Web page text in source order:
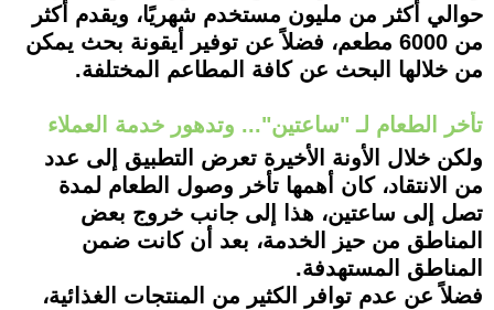
حوالي أكثر من مليون مستخدم شهريًا، ويقدم أكثر
من 6000 مطعم، فضلاً عن توفير أيقونة بحث يمكن
من خلالها البحث عن كافة المطاعم المختلفة.
تأخر الطعام لـ "ساعتين"... وتدهور خدمة العملاء
ولكن خلال الأونة الأخيرة تعرض التطبيق إلى عدد
من الانتقاد، كان أهمها تأخر وصول الطعام لمدة
تصل إلى ساعتين، هذا إلى جانب خروج بعض
المناطق من حيز الخدمة، بعد أن كانت ضمن
المناطق المستهدفة.
فضلاً عن عدم توافر الكثير من المنتجات الغذائية،